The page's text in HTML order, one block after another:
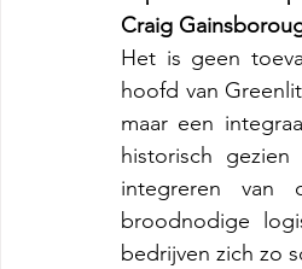
Craig
Het is geen
hoofd van
maar een
historisch
integreren van
broodnodige
bedrijven zich zo